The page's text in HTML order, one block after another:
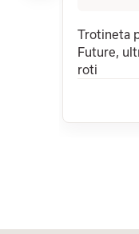
Trotineta
Future,
roti